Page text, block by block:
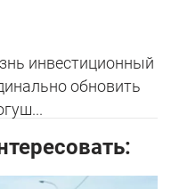
инвестиционный
обновить